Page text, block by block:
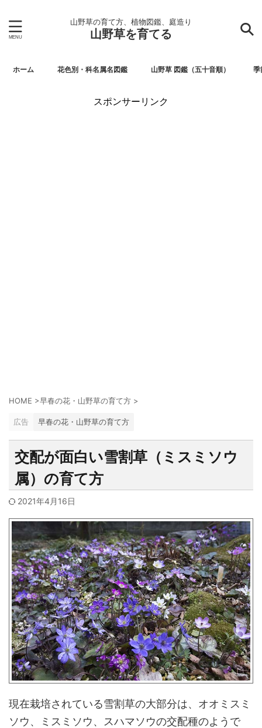
山野草の育て方、植物図鑑、庭造り
山野草を育てる
ホーム 花色別・科名属名図鑑 山野草 図鑑（五十音順） 季
スポンサーリンク
HOME >早春の花・山野草の育て方 >
広告 早春の花・山野草の育て方
交配が面白い雪割草（ミスミソウ
属）の育て方
2021年4月16日
現在栽培されている雪割草の大部分は、オオミスミ
ソウ、ミスミソウ、スハマソウの交配種のようで